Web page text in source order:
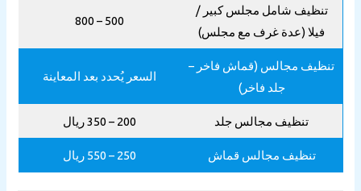
تنظيف شامل مجلس كبير /
فيلا (عدة غرف مع مجلس)
تنظيف مجالس (قماش فاخر –
جلد فاخر)
السعر يُحدد بعد المعاينة
تنظيف مجالس جلد
تنظيف مجالس قماش